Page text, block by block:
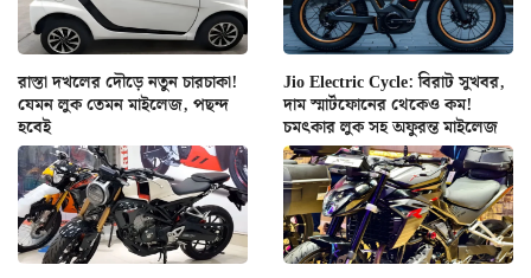
রাস্তা দখলের দৌড়ে নতুন চারচাকা!
যেমন লুক তেমন মাইলেজ, পছন্দ
হবেই
Jio Electric Cycle: বিরাট সুখবর,
দাম স্মার্টফোনের থেকেও কম!
চমৎকার লুক সহ অফুরন্ত মাইলেজ